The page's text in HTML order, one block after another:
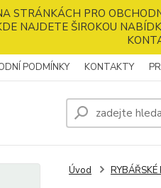
STRÁNKÁCH PRO
NAJDETE ŠIROKOU
PODMÍNKY KONTAKTY
Úvod RYBÁŘSKÉ